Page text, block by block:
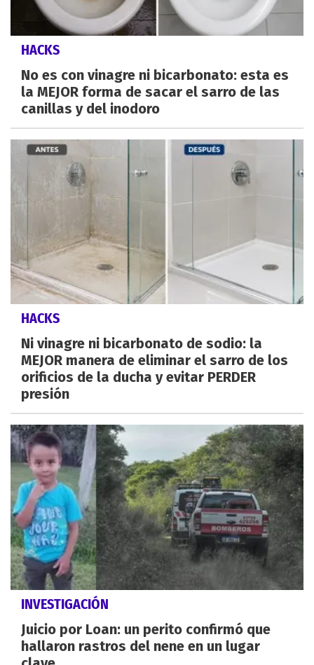
HACKS
No es con vinagre ni bicarbonato: esta es
la MEJOR forma de sacar el sarro de las
canillas y del inodoro
HACKS
Ni vinagre ni bicarbonato de sodio: la
MEJOR manera de eliminar el sarro de los
orificios de la ducha y evitar PERDER
presión
INVESTIGACIÓN
Juicio por Loan: un perito confirmó que
hallaron rastros del nene en un lugar